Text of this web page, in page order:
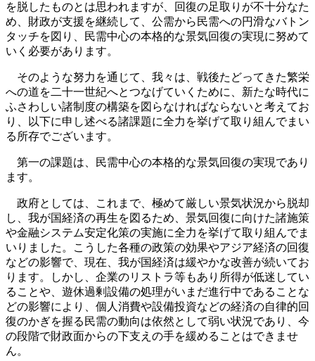
を脱したものとは思われますが、回復の足取りが不十分なた
め、財政が支援を継続して、公需から民需への円滑なバトン
タッチを図り、民需中心の本格的な景気回復の実現に努めて
いく必要があります。
そのような努力を通じて、我々は、戦後たどってきた繁栄
への道を二十一世紀へとつなげていくために、新たな時代に
ふさわしい諸制度の構築を図らなければならないと考えてお
り、以下に申し述べる諸課題に全力を挙げて取り組んでまい
る所存でございます。
第一の課題は、民需中心の本格的な景気回復の実現であり
ます。
政府としては、これまで、極めて厳しい景気状況から脱却
し、我が国経済の再生を図るため、景気回復に向けた諸施策
や金融システム安定化策の実施に全力を挙げて取り組んでま
いりました。こうした各種の政策の効果やアジア経済の回復
などの影響で、現在、我が国経済は緩やかな改善が続いてお
ります。しかし、企業のリストラ等もあり所得が低迷してい
ることや、遊休過剰設備の処理がいまだ進行中であることな
どの影響により、個人消費や設備投資などの経済の自律的回
復のかぎを握る民需の動向は依然として弱い状況であり、今
の段階で財政面からの下支えの手を緩めることはできませ
ん。